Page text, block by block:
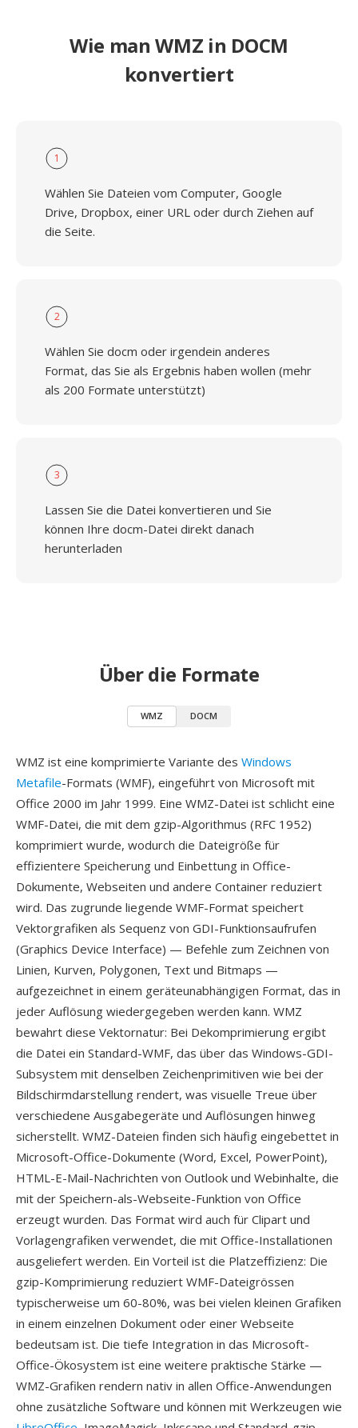
Wie man WMZ in DOCM
konvertiert
1
Wählen Sie Dateien vom Computer, Google
Drive, Dropbox, einer URL oder durch Ziehen auf
die Seite.
2
Wählen Sie docm oder irgendein anderes
Format, das Sie als Ergebnis haben wollen (mehr
als 200 Formate unterstützt)
3
Lassen Sie die Datei konvertieren und Sie
können Ihre docm-Datei direkt danach
herunterladen
Über die Formate
WMZ DOCM
WMZ ist eine komprimierte Variante des Windows
Metafile-Formats (WMF), eingeführt von Microsoft mit
Office 2000 im Jahr 1999. Eine WMZ-Datei ist schlicht eine
WMF-Datei, die mit dem gzip-Algorithmus (RFC 1952)
komprimiert wurde, wodurch die Dateigröße für
effizientere Speicherung und Einbettung in Office-
Dokumente, Webseiten und andere Container reduziert
wird. Das zugrunde liegende WMF-Format speichert
Vektorgrafiken als Sequenz von GDI-Funktionsaufrufen
(Graphics Device Interface) — Befehle zum Zeichnen von
Linien, Kurven, Polygonen, Text und Bitmaps —
aufgezeichnet in einem geräteunabhängigen Format, das in
jeder Auflösung wiedergegeben werden kann. WMZ
bewahrt diese Vektornatur: Bei Dekomprimierung ergibt
die Datei ein Standard-WMF, das über das Windows-GDI-
Subsystem mit denselben Zeichenprimitiven wie bei der
Bildschirmdarstellung rendert, was visuelle Treue über
verschiedene Ausgabegeräte und Auflösungen hinweg
sicherstellt. WMZ-Dateien finden sich häufig eingebettet in
Microsoft-Office-Dokumente (Word, Excel, PowerPoint),
HTML-E-Mail-Nachrichten von Outlook und Webinhalte, die
mit der Speichern-als-Webseite-Funktion von Office
erzeugt wurden. Das Format wird auch für Clipart und
Vorlagengrafiken verwendet, die mit Office-Installationen
ausgeliefert werden. Ein Vorteil ist die Platzeffizienz: Die
gzip-Komprimierung reduziert WMF-Dateigrössen
typischerweise um 60-80%, was bei vielen kleinen Grafiken
in einem einzelnen Dokument oder einer Webseite
bedeutsam ist. Die tiefe Integration in das Microsoft-
Office-Ökosystem ist eine weitere praktische Stärke —
WMZ-Grafiken rendern nativ in allen Office-Anwendungen
ohne zusätzliche Software und können mit Werkzeugen wie